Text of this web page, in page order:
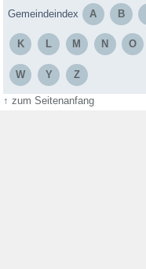
Gemeindeindex A B
K L M N O
W Y Z
↑ zum Seitenanfang